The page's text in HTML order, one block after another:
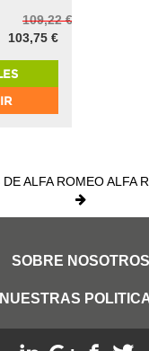
109,22 €
103,75 €
ALFA ROMEO ALFA
SOBRE NOSOTROS
NUESTRAS